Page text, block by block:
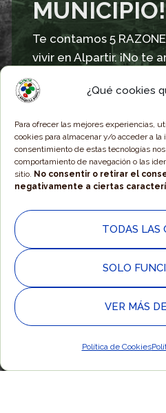
¿Qué cookies
Para ofrecer las mejores experiencias,
cookies para almacenar y/o acceder a
consentimiento de estas tecnologías
comportamiento de navegación o las
sitio. No consentir o retirar el
negativamente a ciertas
TODAS LAS
SOLO
VER MÁS
Política de Cookies
MUNICIPIO!
Te contamos 5
vivir en Alpartir. ¡No te
Descubrir las 5
SUSCRÍBETE A NUESTRO
Correo electrónico*
He leído y acepto la